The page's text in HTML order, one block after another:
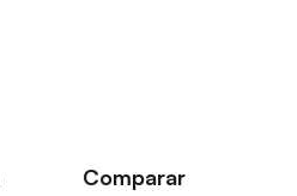
Comparar